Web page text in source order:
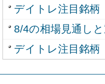
デイトレ注目銘柄
8/4の相場見通し
デイトレ注目銘柄